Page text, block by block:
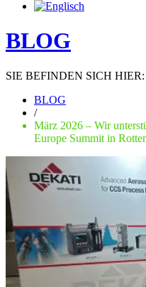
BLOG
SIE BEFINDEN SICH HIER:
BLOG
/
März 2026 – Wir
Europe Summit in